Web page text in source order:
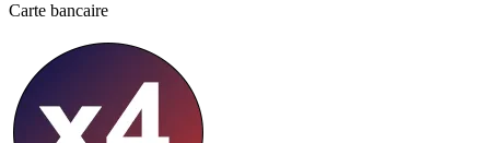
Carte bancaire